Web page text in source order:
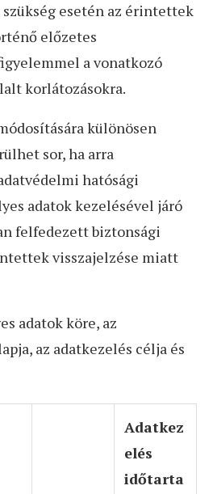
esetén az érintettek
előzetes
a vonatkozó
korlátozásokra.
különösen
sor, ha arra
hatósági
adatok kezelésével járó
felfedezett biztonsági
visszajelzése miatt
adatok köre, az
az adatkezelés célja és
Adatkez
elés
időtarta